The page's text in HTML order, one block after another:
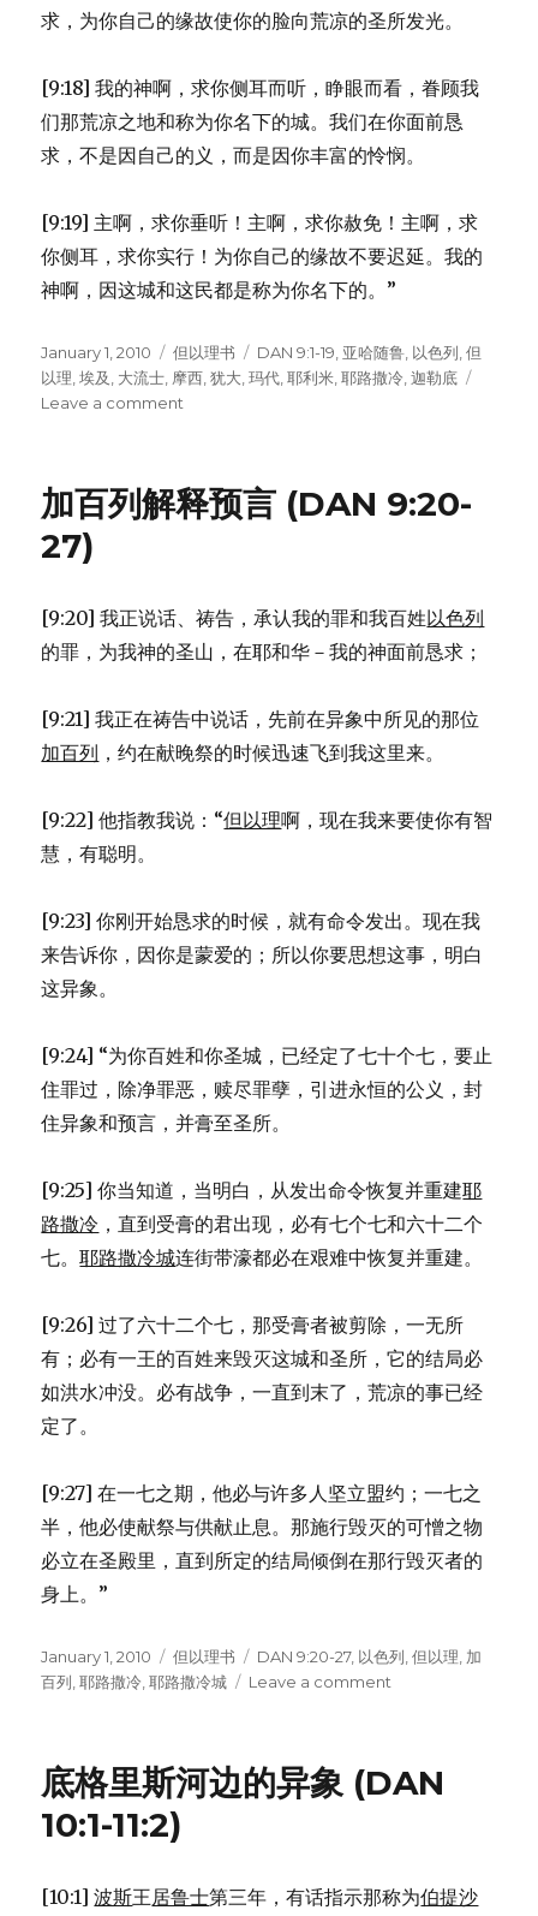
求，为你自己的缘故使你的脸向荒凉的圣所发光。
[9:18] 我的神啊，求你侧耳而听，睁眼而看，眷顾我
们那荒凉之地和称为你名下的城。我们在你面前恳
求，不是因自己的义，而是因你丰富的怜悯。
[9:19] 主啊，求你垂听！主啊，求你赦免！主啊，求
你侧耳，求你实行！为你自己的缘故不要迟延。我的
神啊，因这城和这民都是称为你名下的。”
Posted
on
January 1, 2010 Categories
但以理书 Tags
DAN 9:1-19 亚哈随鲁 以色列 ,但
以理 ,埃及 大流士 摩西 ,犹大 ,玛代 ,耶利米 ,耶路撒冷 ,迦勒底
Leave a comment
为
(DAN
9:1-
加百列解释预言 (DAN 9:20-
27)
[9:20] 我正说话、祷告，承认我的罪和我百姓以色列
的罪，为我神的圣山，在耶和华－我的神面前恳求；
[9:21] 我正在祷告中说话，先前在异象中所见的那位
加百列 ，约在献晚祭的时候迅速飞到我这里来。
[9:22] 他指教我说：“但以理啊，现在我来要使你有智
慧，有聪明。
[9:23] 你刚开始恳求的时候，就有命令发出。现在我
来告诉你，因你是蒙爱的；所以你要思想这事，明白
这异象。
[9:24] “为你百姓和你圣城，已经定了七十个七，要止
住罪过，除净罪恶，赎尽罪孽，引进永恒的公义，封
住异象和预言，并膏至圣所。
[9:25] 你当知道，当明白，从发出命令恢复并重建耶
路撒冷 ，直到受膏的君出现，必有七个七和六十二个
七。耶路撒冷城连街带濠都必在艰难中恢复并重建。
[9:26] 过了六十二个七，那受膏者被剪除，一无所
有；必有一王的百姓来毁灭这城和圣所，它的结局必
如洪水冲没。必有战争，一直到末了，荒凉的事已经
定了。
[9:27] 在一七之期，他必与许多人坚立盟约；一七之
半，他必使献祭与供献止息。那施行毁灭的可憎之物
必立在圣殿里，直到所定的结局倾倒在那行毁灭者的
身上。”
Posted
on
January 1, 2010 Categories
但以理书 Tags
DAN 9:20-27, 以色列 ,但以理 加
百列 ,耶路撒冷 ,耶路撒冷城 Leave a comment
解
(DAN
9:20-
底格里斯河边的异象 (DAN
10:1-11:2)
[10:1]波斯王居鲁士第三年，有话指示那称为伯提沙